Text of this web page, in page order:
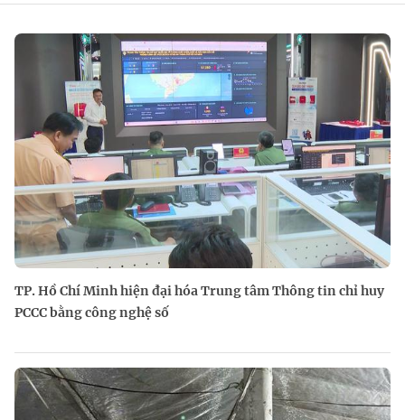
TP. Hồ Chí Minh hiện đại hóa Trung tâm Thông tin chỉ huy
PCCC bằng công nghệ số